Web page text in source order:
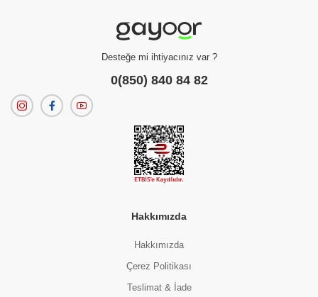
filtrelerinizi temizleyebilirsiniz.
Desteğe mi ihtiyacınız var ?
0(850) 840 84 82
Hakkımızda
Hakkımızda
Çerez Politikası
Teslimat & İade